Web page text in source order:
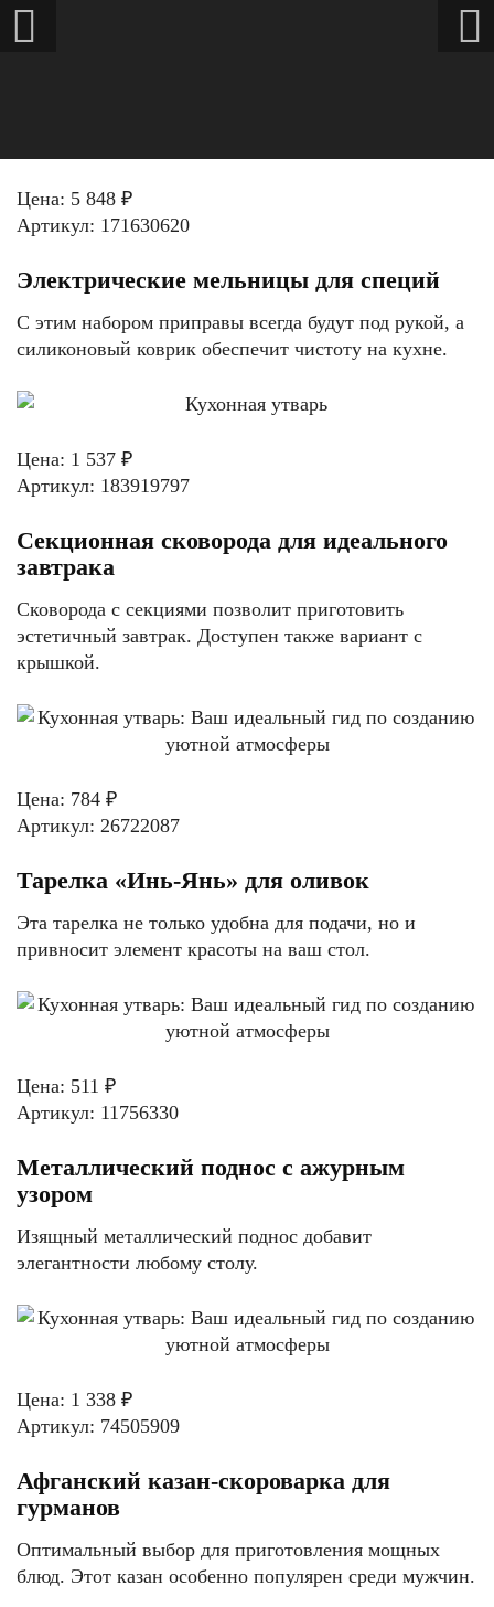
Цена: 5 848 ₽
Артикул: 171630620
Электрические мельницы для специй
С этим набором приправы всегда будут под рукой, а
силиконовый коврик обеспечит чистоту на кухне.
Цена: 1 537 ₽
Артикул: 183919797
Секционная сковорода для идеального
завтрака
Сковорода с секциями позволит приготовить
эстетичный завтрак. Доступен также вариант с
крышкой.
Цена: 784 ₽
Артикул: 26722087
Тарелка «Инь-Янь» для оливок
Эта тарелка не только удобна для подачи, но и
привносит элемент красоты на ваш стол.
Цена: 511 ₽
Артикул: 11756330
Металлический поднос с ажурным
узором
Изящный металлический поднос добавит
элегантности любому столу.
Цена: 1 338 ₽
Артикул: 74505909
Афганский казан-скороварка для
гурманов
Оптимальный выбор для приготовления мощных
блюд. Этот казан особенно популярен среди мужчин.